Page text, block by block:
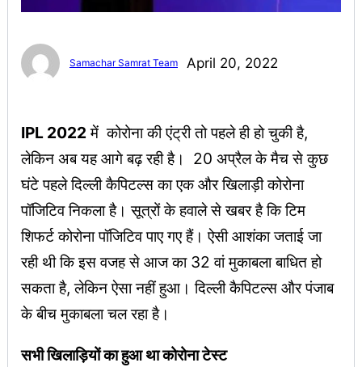
Samachar Samrat Team April 20, 2022
IPL 2022 में कोरोना की एंट्री तो पहले ही हो चुकी है,
लेकिन अब यह आगे बढ़ रही है। 20 अप्रैल के मैच से कुछ
घंटे पहले दिल्ली कैपिटल्स का एक और खिलाड़ी कोरोना
पॉजिटिव निकला है। सूत्रों के हवाले से खबर है कि टिम
शिफर्ट कोरोना पॉजिटिव पाए गए हैं। ऐसी आशंका जताई जा
रही थी कि इस वजह से आज का 32 वां मुकाबला बाधित हो
सकता है, लेकिन ऐसा नहीं हुआ। दिल्ली कैपिटल्स और पंजाब
के बीच मुकाबला चल रहा है।
सभी खिलाड़ियों का हुआ था कोरोना टेस्ट